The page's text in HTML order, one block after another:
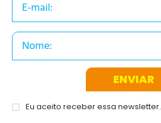
ENVIAR
Eu aceito receber essa newsletter.